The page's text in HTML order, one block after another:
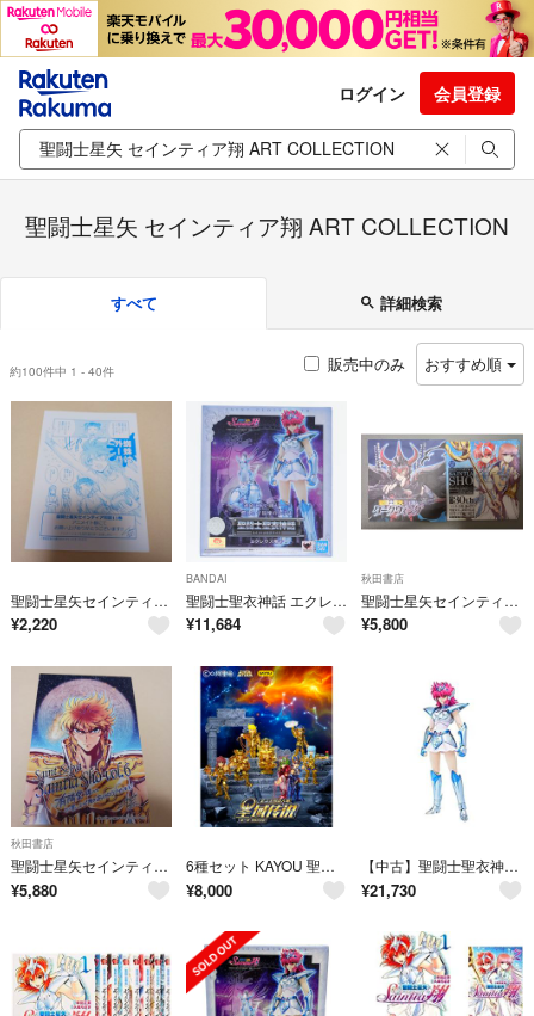
ログイン 会員登録
聖闘士星矢 セインティア翔 ART COLLECTION
すべて 詳細検索
約100件中 1 - 40件 販売中のみ おすすめ順
聖闘士星矢セインティア翔特典イラストペーパー アニメイト特典
¥2,220
BANDAI
聖闘士聖衣神話 エクレウス翔子 聖闘士星矢 セインティア翔 完成品 可動フィギュア バンダイスピリッツ
¥11,684
秋田書店
聖闘士星矢セインティア翔&冥王異伝ダークウィングドラマCD2枚セット売り
¥5,800
秋田書店
聖闘士星矢セインティア翔 有隣堂特典ポストカード
¥5,880
6種セット KAYOU 聖闘士星矢 第2弾 アクションフィギュア 新品未開封
¥8,000
【中古】聖闘士聖衣神話 聖闘士星矢 セインティア翔 エクレウス翔子 約160mm ABS&PVC&ダイキャスト製 塗装済み可動フィギュア
¥21,730